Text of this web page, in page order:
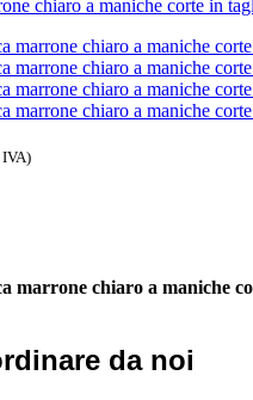
IVA)
marrone chiaro a maniche
da noi